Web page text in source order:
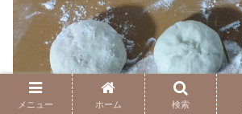
メニュー ホーム 検索